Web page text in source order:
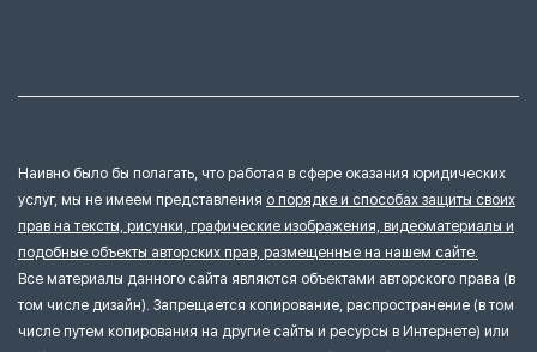
Наивно было бы полагать, что работая в сфере оказания юридических
услуг, мы не имеем представления о порядке и способах защиты своих
прав на тексты, рисунки, графические изображения, видеоматериалы и
подобные объекты авторских прав, размещенные на нашем сайте.
Все материалы данного сайта являются объектами авторского права (в
том числе дизайн). Запрещается копирование, распространение (в том
числе путем копирования на другие сайты и ресурсы в Интернете) или